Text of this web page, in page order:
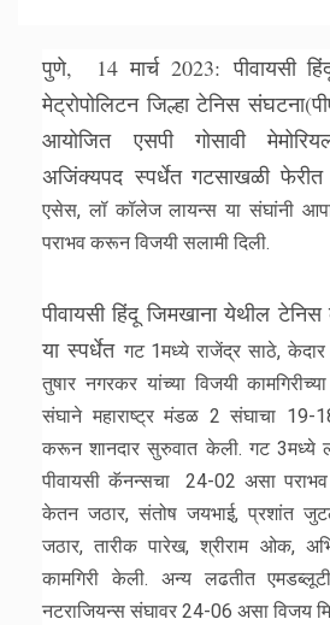
पुणे, 14 मार्च 2023: पीवायसी
मेट्रोपोलिटन जिल्हा टेनिस
आयोजित एसपी गोसावी
अजिंक्यपद स्पर्धेत गटसाखळी फेरीत
एसेस, लॉ कॉलेज लायन्स या संघांनी
पराभव करून विजयी सलामी दिली.
पीवायसी हिंदू जिमखाना येथील
या स्पर्धेत गट 1मध्ये राजेंद्र साठे,
तुषार नगरकर यांच्या विजयी
संघाने महाराष्ट्र मंडळ 2 संघाचा 19-
करून शानदार सुरुवात केली. गट 3मध्ये
पीवायसी कॅनन्सचा 24-02 असा
केतन जठार, संतोष जयभाई, प्रशांत
जठार, तारीक पारेख, श्रीराम ओक,
कामगिरी केली. अन्य लढतीत
नटराजियन्स संघावर 24-06 असा विजय